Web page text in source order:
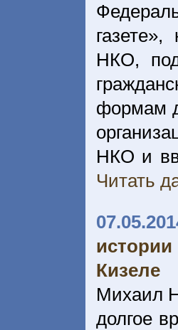
НКО,
формам
НКО и
Читать
Кизеле
Михаил
долгое